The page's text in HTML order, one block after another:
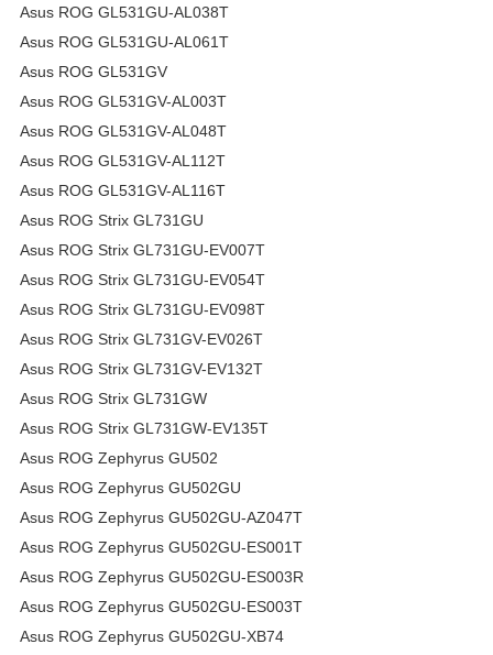
Asus ROG GL531GU-AL038T
Asus ROG GL531GU-AL061T
Asus ROG GL531GV
Asus ROG GL531GV-AL003T
Asus ROG GL531GV-AL048T
Asus ROG GL531GV-AL112T
Asus ROG GL531GV-AL116T
Asus ROG Strix GL731GU
Asus ROG Strix GL731GU-EV007T
Asus ROG Strix GL731GU-EV054T
Asus ROG Strix GL731GU-EV098T
Asus ROG Strix GL731GV-EV026T
Asus ROG Strix GL731GV-EV132T
Asus ROG Strix GL731GW
Asus ROG Strix GL731GW-EV135T
Asus ROG Zephyrus GU502
Asus ROG Zephyrus GU502GU
Asus ROG Zephyrus GU502GU-AZ047T
Asus ROG Zephyrus GU502GU-ES001T
Asus ROG Zephyrus GU502GU-ES003R
Asus ROG Zephyrus GU502GU-ES003T
Asus ROG Zephyrus GU502GU-XB74